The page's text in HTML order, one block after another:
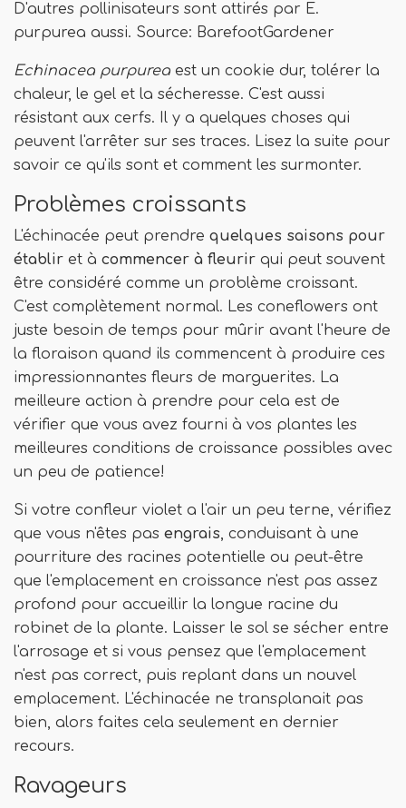
D'autres pollinisateurs sont attirés par E.
purpurea aussi. Source: BarefootGardener
Echinacea purpurea est un cookie dur, tolérer la
chaleur, le gel et la sécheresse. C'est aussi
résistant aux cerfs. Il y a quelques choses qui
peuvent l'arrêter sur ses traces. Lisez la suite pour
savoir ce qu'ils sont et comment les surmonter.
Problèmes croissants
L'échinacée peut prendre quelques saisons pour
établir et à commencer à fleurir qui peut souvent
être considéré comme un problème croissant.
C'est complètement normal. Les coneflowers ont
juste besoin de temps pour mûrir avant l'heure de
la floraison quand ils commencent à produire ces
impressionnantes fleurs de marguerites. La
meilleure action à prendre pour cela est de
vérifier que vous avez fourni à vos plantes les
meilleures conditions de croissance possibles avec
un peu de patience!
Si votre confleur violet a l'air un peu terne, vérifiez
que vous n'êtes pas engrais, conduisant à une
pourriture des racines potentielle ou peut-être
que l'emplacement en croissance n'est pas assez
profond pour accueillir la longue racine du
robinet de la plante. Laisser le sol se sécher entre
l'arrosage et si vous pensez que l'emplacement
n'est pas correct, puis replant dans un nouvel
emplacement. L'échinacée ne transplanait pas
bien, alors faites cela seulement en dernier
recours.
Ravageurs